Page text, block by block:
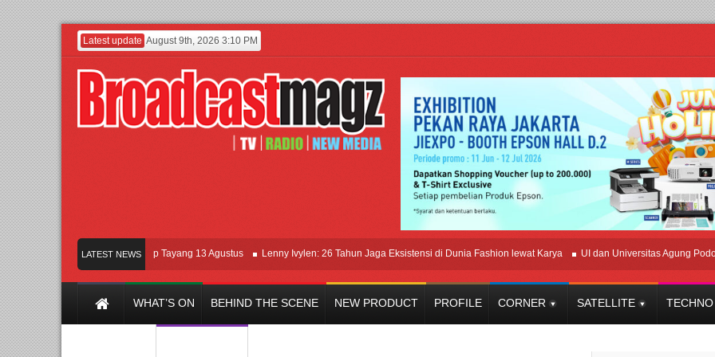
Latest update August 9th, 2026 3:10 PM
LATEST NEWS
Film KETOK MEJIK Siap Tayang 13 Agustus Lenny Ivylen: 26 Tahun Jaga Eksistensi di Dunia Fashion lewat Karya UI dan Universitas Agung Podomoro
WHAT’S ON BEHIND THE SCENE NEW PRODUCT PROFILE CORNER SATELLITE TECHNO